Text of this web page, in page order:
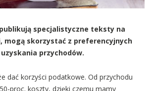
specjalistyczne teksty na
mogą skorzystać z preferencyjnych
przychodów.
dać korzyści podatkowe. Od przychodu
proc. koszty, dzięki czemu mamy